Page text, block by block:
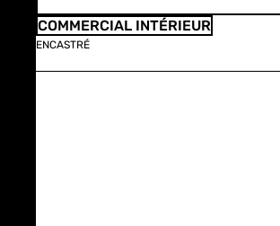
COMMERCIAL INTÉRIEUR
ENCASTRÉ